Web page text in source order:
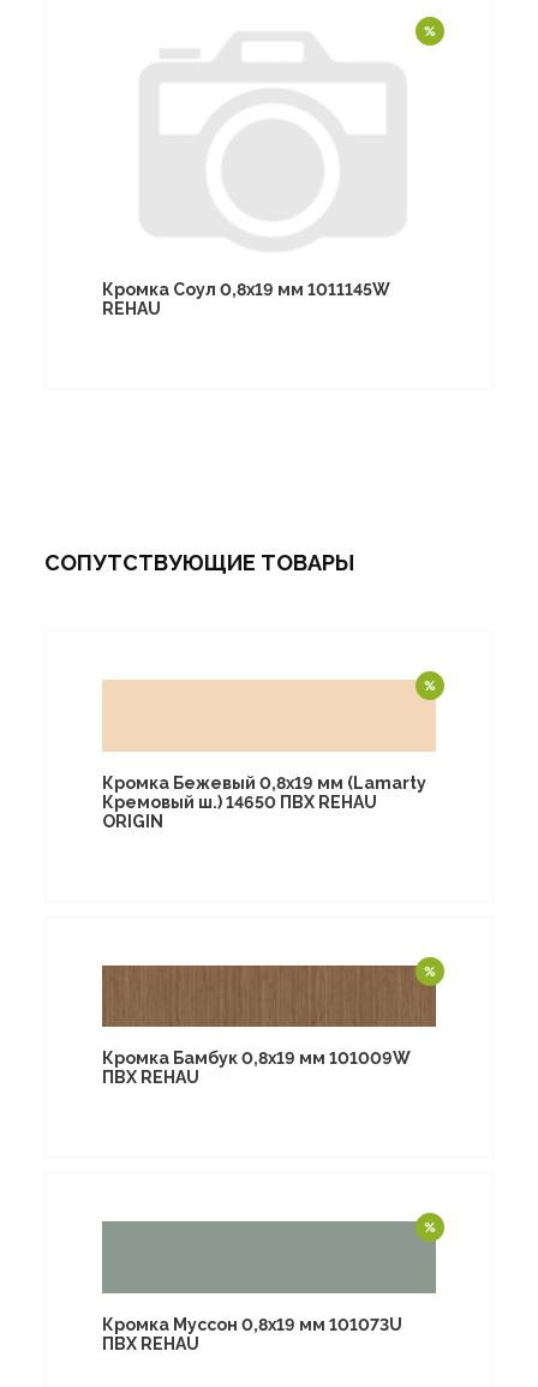
Кромка Соул 0,8х19 мм 1011145W
REHAU
СОПУТСТВУЮЩИЕ ТОВАРЫ
Кромка Бежевый 0,8х19 мм (Lamarty
Кремовый ш.) 14650 ПВХ REHAU
ORIGIN
Кромка Бамбук 0,8х19 мм 101009W
ПВХ REHAU
Кромка Муссон 0,8х19 мм 101073U
ПВХ REHAU